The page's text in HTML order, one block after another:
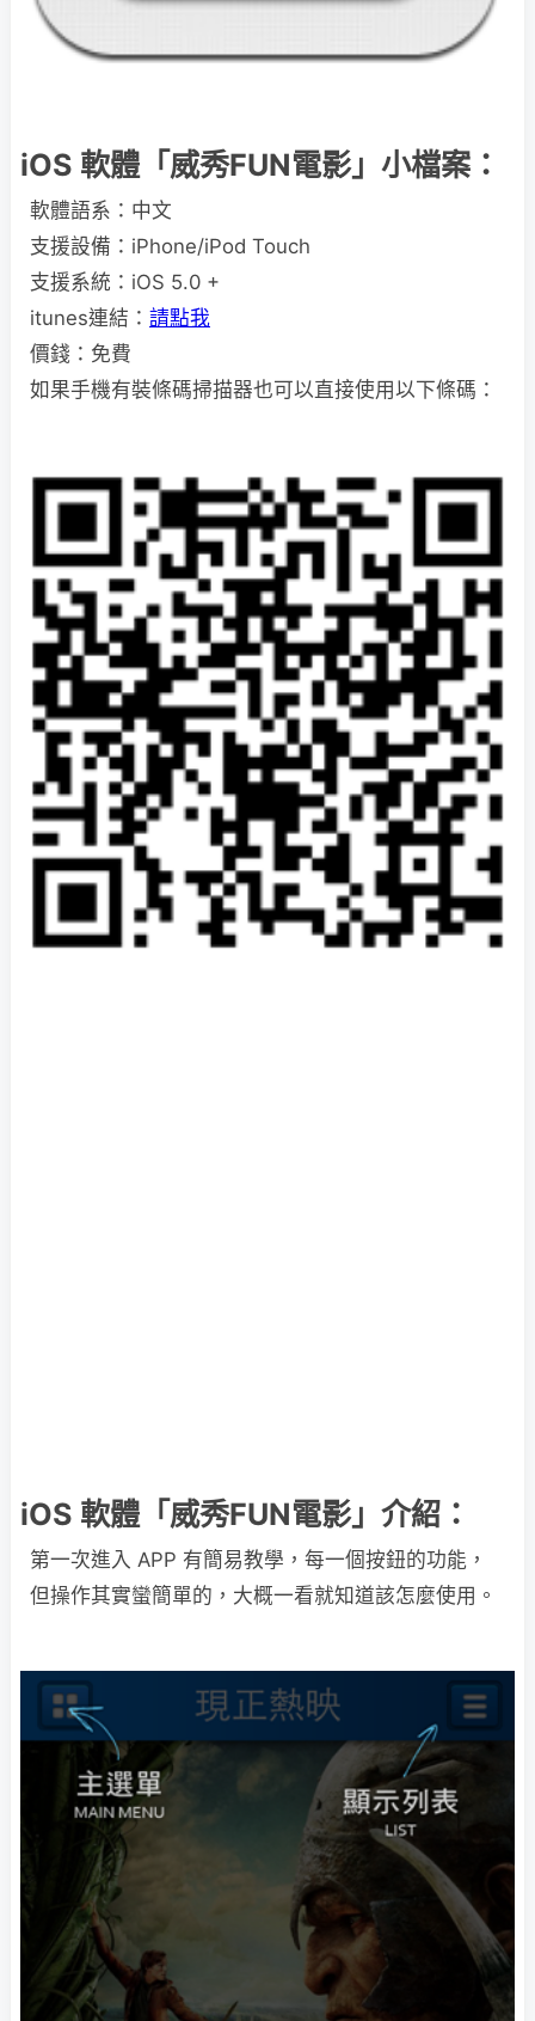
iOS 軟體「威秀FUN電影」小檔案：
軟體語系：中文
支援設備：iPhone/iPod Touch
支援系統：iOS 5.0 +
itunes連結： 請點我
價錢：免費
如果手機有裝條碼掃描器也可以直接使用以下條碼：
iOS 軟體「威秀FUN電影」介紹：
第一次進入 APP 有簡易教學，每一個按鈕的功能，
但操作其實蠻簡單的，大概一看就知道該怎麼使用。